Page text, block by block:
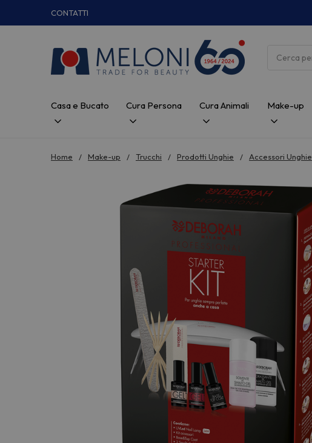
CONTATTI
Casa e Bucato Cura Persona Cura Animali Make-up
Home Make-up Trucchi Prodotti Unghie Accessori Unghie